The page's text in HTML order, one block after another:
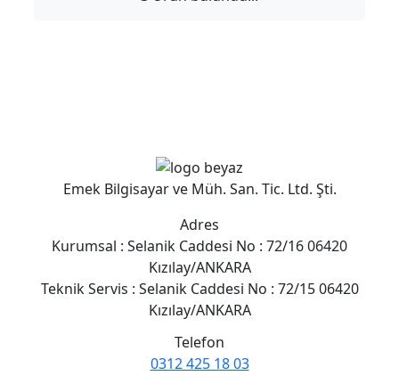
Emek Bilgisayar ve Müh. San. Tic. Ltd. Şti.
Adres
Kurumsal : Selanik Caddesi No : 72/16 06420
Kızılay/ANKARA
Teknik Servis : Selanik Caddesi No : 72/15 06420
Kızılay/ANKARA
Telefon
0312 425 18 03